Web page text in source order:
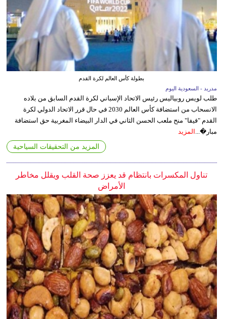
بطولة كأس العالم لكرة القدم
مدريد - السعودية اليوم
طلب لويس روبياليس رئيس الاتحاد الإسباني لكرة القدم السابق من بلاده
الانسحاب من استضافة كأس العالم 2030 في حال قرر الاتحاد الدولي لكرة
القدم "فيفا" منح ملعب الحسن الثاني في الدار البيضاء المغربية حق استضافة
مبار�... المزيد
المزيد من التحقيقات السياحية
تناول المكسرات بانتظام قد يعزز صحة القلب ويقلل مخاطر
الأمراض